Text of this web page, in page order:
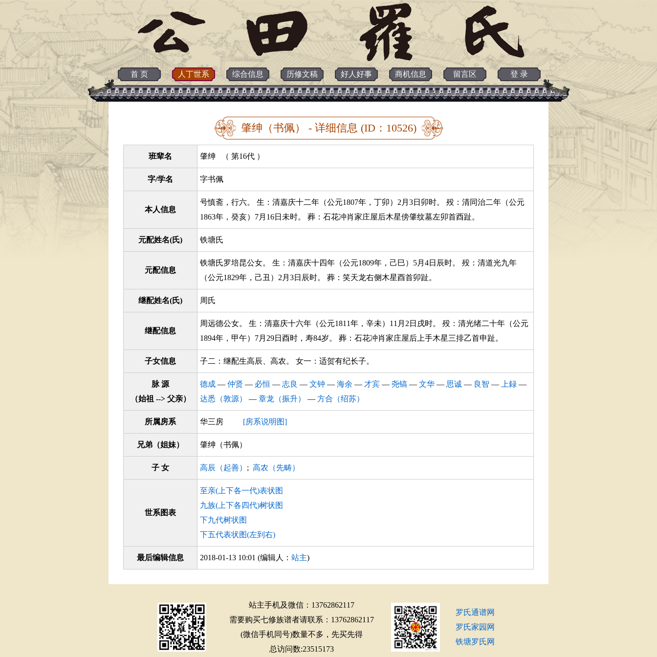
首 页 人丁世系 综合信息 历修文稿 好人好事 商机信息 留言区 登 录
肇绅（书佩） - 详细信息 (ID：10526)
班辈名 肇绅 （ 第16代 ）
字/学名 字书佩
本人信息
号慎斋，行六。 生：清嘉庆十二年（公元1807年，丁卯）2月3日卯时。 殁：清同治二年（公元
1863年，癸亥）7月16日未时。 葬：石花冲肖家庄屋后木星傍肇纹墓左卯首酉趾。
元配姓名(氏) 铁塘氏
元配信息
铁塘氏罗培昆公女。 生：清嘉庆十四年（公元1809年，己巳）5月4日辰时。 殁：清道光九年
（公元1829年，己丑）2月3日辰时。 葬：笑天龙右侧木星酉首卯趾。
继配姓名(氏) 周氏
继配信息
周远德公女。 生：清嘉庆十六年（公元1811年，辛未）11月2日戌时。 殁：清光绪二十年（公元
1894年，甲午）7月29日酉时，寿84岁。 葬：石花冲肖家庄屋后上手木星三排乙首申趾。
子女信息 子二：继配生高辰、高农。 女一：适贺有纪长子。
脉 源
（始祖 --> 父亲）
德成 — 仲贤 — 必恒 — 志良 — 文钟 — 海余 — 才宾 — 尧镐 — 文华 — 思诚 — 良智 — 上録 —
达悉（敦源）
— 章龙（振升） — 方合（绍苏）
所属房系 华三房 [房系说明图]
兄弟（姐妹） 肇绅（书佩）
子 女 高辰（起善） ; 高农（先畴）
世系图表
至亲(上下各一代)表状图
九族(上下各四代)树状图
下九代树状图
下五代表状图(左到右)
最后编辑信息 2018-01-13 10:01 (编辑人： 站主)
站主手机及微信：13762862117
需要购买七修族谱者请联系：13762862117
(微信手机同号)数量不多，先买先得
总访问数:23515173
罗氏通谱网
罗氏家园网
铁塘罗氏网